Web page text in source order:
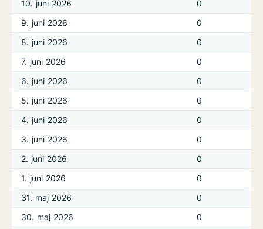
10. juni 2026
0
9. juni 2026
0
8. juni 2026
0
7. juni 2026
0
6. juni 2026
0
5. juni 2026
0
4. juni 2026
0
3. juni 2026
0
2. juni 2026
0
1. juni 2026
0
31. maj 2026
0
30. maj 2026
0